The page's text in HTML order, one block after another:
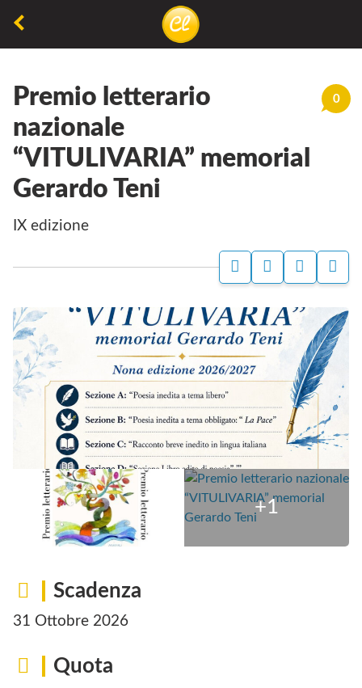
non
permette
camminare,
ma
0
Premio letterario
nazionale
“VITULIVARIA” memorial
Gerardo Teni
IX edizione
Scadenza
31 Ottobre 2026
Quota